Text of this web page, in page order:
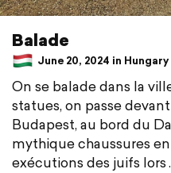
Balade
June 20, 2024 in Hungary
On se balade dans la
statues, on passe
Budapest, au bord du
mythique chaussures
exécutions des juifs lors